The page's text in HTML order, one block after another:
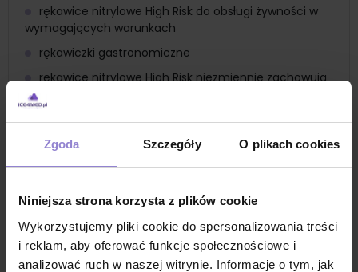
Zgoda Szczegóły O plikach cookies
Niniejsza strona korzysta z plików cookie
Wykorzystujemy pliki cookie do spersonalizowania treści
i reklam, aby oferować funkcje społecznościowe i
analizować ruch w naszej witrynie. Informacje o tym, jak
rękawice nitrylowe High Risk do obsługi żywności w
wymagających warunkach
rękawiczki gastronomiczne
rękawice nitrylowe High Risk niezmiennie zachowują
wrażliwość dotykową
Nitrylex High Risk - precyzja w najbardziej
wymagających czynnościach
rękawiczki do procedur medycznych o
podwyższonym zagrożeniu
rękawiczki do prac domowych z użyciem chemii
gospodarczej